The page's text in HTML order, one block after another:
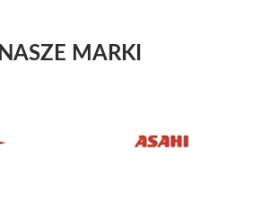
NASZE MARKI